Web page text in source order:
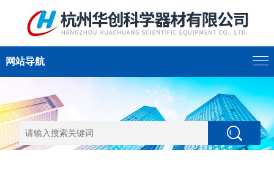
网站导航